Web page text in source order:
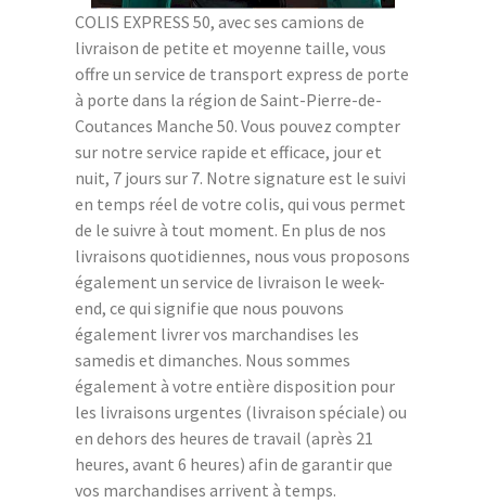
COLIS EXPRESS 50, avec ses camions de
livraison de petite et moyenne taille, vous
offre un service de transport express de porte
à porte dans la région de Saint-Pierre-de-
Coutances Manche 50. Vous pouvez compter
sur notre service rapide et efficace, jour et
nuit, 7 jours sur 7. Notre signature est le suivi
en temps réel de votre colis, qui vous permet
de le suivre à tout moment. En plus de nos
livraisons quotidiennes, nous vous proposons
également un service de livraison le week-
end, ce qui signifie que nous pouvons
également livrer vos marchandises les
samedis et dimanches. Nous sommes
également à votre entière disposition pour
les livraisons urgentes (livraison spéciale) ou
en dehors des heures de travail (après 21
heures, avant 6 heures) afin de garantir que
vos marchandises arrivent à temps.